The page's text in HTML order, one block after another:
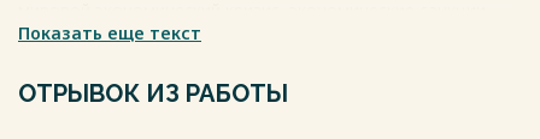
между государствами, колебания валютного курса, отток
включают в себя снижение платежеспособного спроса на
Показать еще текст
ОТРЫВОК ИЗ РАБОТЫ